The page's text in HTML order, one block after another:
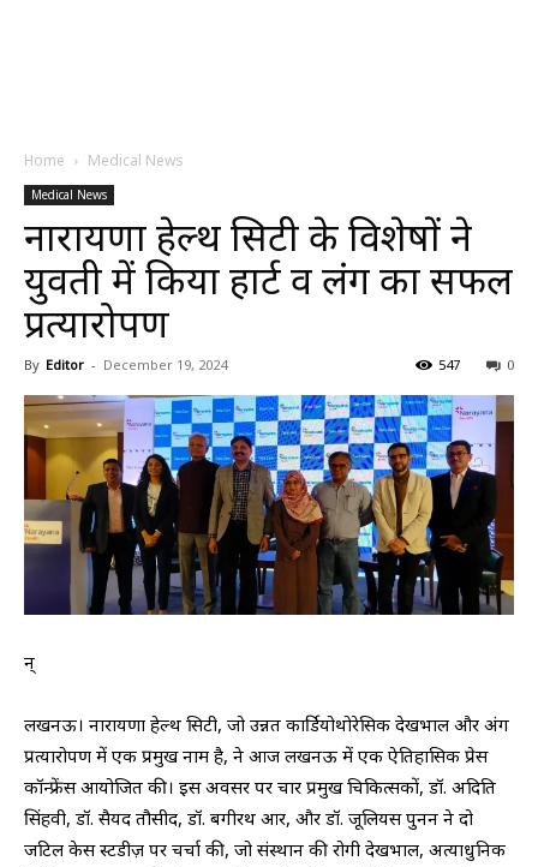
Home Medical News
Medical News
नारायणा हेल्थ सिटी के विशेषज्ञों ने
युवती में किया हार्ट व लंग का सफल
प्रत्यारोपण
By Editor - December 19, 2024 0
547
न्
लखनऊ। नारायणा हेल्थ सिटी, जो उन्नत कार्डियोथोरेसिक देखभाल और अंग
प्रत्यारोपण में एक प्रमुख नाम है, ने आज लखनऊ में एक ऐतिहासिक प्रेस
कॉन्फ्रेंस आयोजित की। इस अवसर पर चार प्रमुख चिकित्सकों, डॉ. अदिति
सिंहवी, डॉ. सैयद तौसीद, डॉ. बगीरथ आर, और डॉ. जूलियस पुनन ने दो
जटिल केस स्टडीज़ पर चर्चा की, जो संस्थान की रोगी देखभाल, अत्याधुनिक